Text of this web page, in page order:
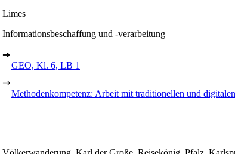
Limes
Informationsbeschaffung und -verarbeitung
➔
GEO, Kl. 6, LB 1
⇒
Methodenkompetenz: Arbeit mit traditionellen und